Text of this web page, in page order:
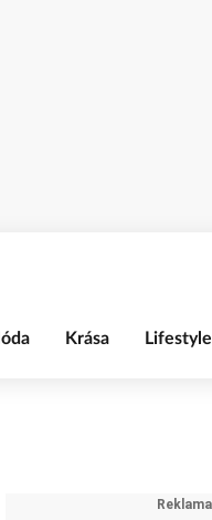
Krása Lifestyle